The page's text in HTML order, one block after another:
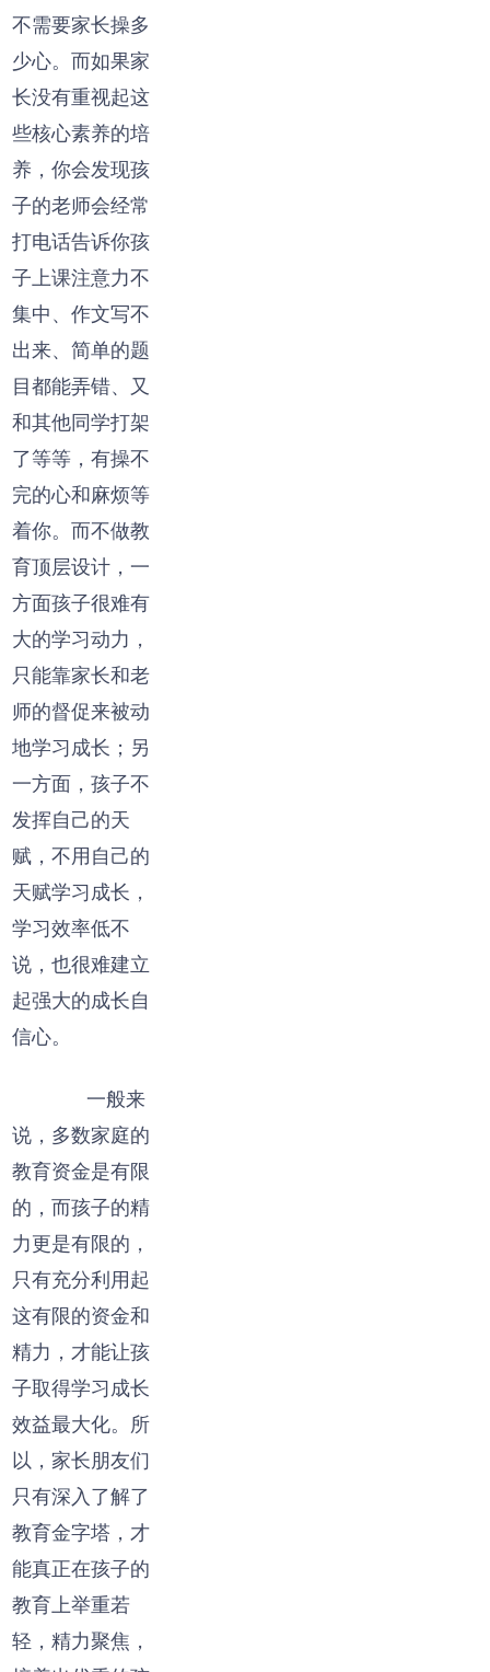
不需要家长操多
少心。而如果家
长没有重视起这
些核心素养的培
养，你会发现孩
子的老师会经常
打电话告诉你孩
子上课注意力不
集中、作文写不
出来、简单的题
目都能弄错、又
和其他同学打架
了等等，有操不
完的心和麻烦等
着你。而不做教
育顶层设计，一
方面孩子很难有
大的学习动力，
只能靠家长和老
师的督促来被动
地学习成长；另
一方面，孩子不
发挥自己的天
赋，不用自己的
天赋学习成长，
学习效率低不
说，也很难建立
起强大的成长自
信心。
一般来
说，多数家庭的
教育资金是有限
的，而孩子的精
力更是有限的，
只有充分利用起
这有限的资金和
精力，才能让孩
子取得学习成长
效益最大化。所
以，家长朋友们
只有深入了解了
教育金字塔，才
能真正在孩子的
教育上举重若
轻，精力聚焦，